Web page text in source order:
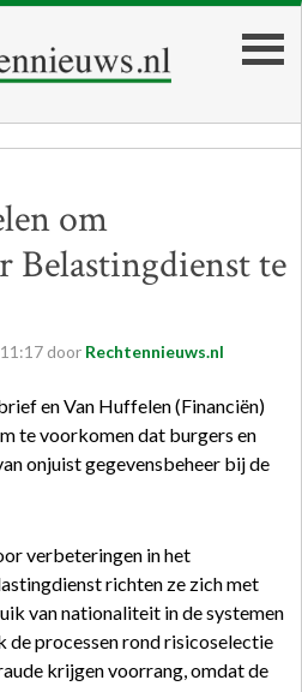
om
Belastingdienst te
11:17 door Rechtennieuws.nl
en Van Huffelen (Financiën)
te voorkomen dat burgers en
onjuist gegevensbeheer bij de
verbeteringen in het
richten ze zich met
van nationaliteit in de systemen
de processen rond risicoselectie
krijgen voorrang, omdat de